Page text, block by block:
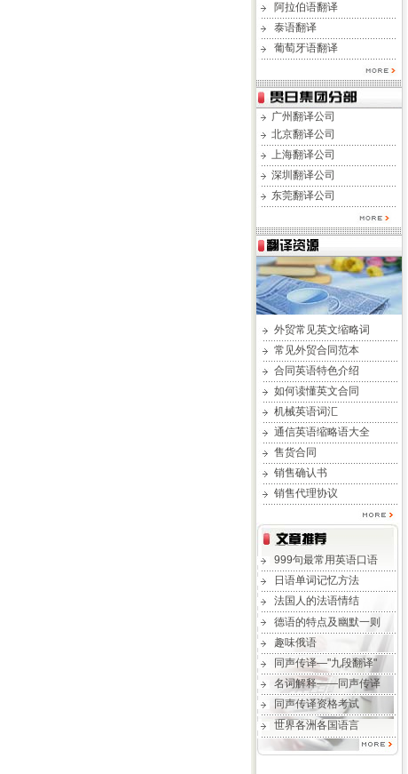
阿拉伯语翻译
泰语翻译
葡萄牙语翻译
广州翻译公司
北京翻译公司
上海翻译公司
深圳翻译公司
东莞翻译公司
外贸常见英文缩略词
常见外贸合同范本
合同英语特色介绍
如何读懂英文合同
机械英语词汇
通信英语缩略语大全
售货合同
销售确认书
销售代理协议
999句最常用英语口语
日语单词记忆方法
法国人的法语情结
德语的特点及幽默一则
趣味俄语
同声传译—"九段翻译"
名词解释——同声传译
同声传译资格考试
世界各洲各国语言